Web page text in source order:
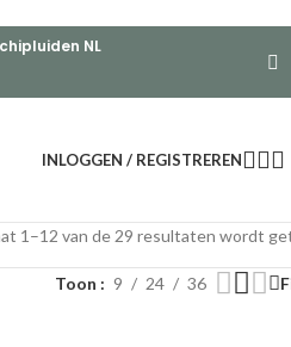
NL
INLOGGEN / REGISTREREN
1–12 van de 29 resultaten wordt
Toon 9 24 36